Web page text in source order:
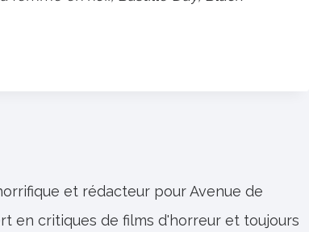
et rédacteur pour Avenue de
en critiques de films d'horreur et toujours